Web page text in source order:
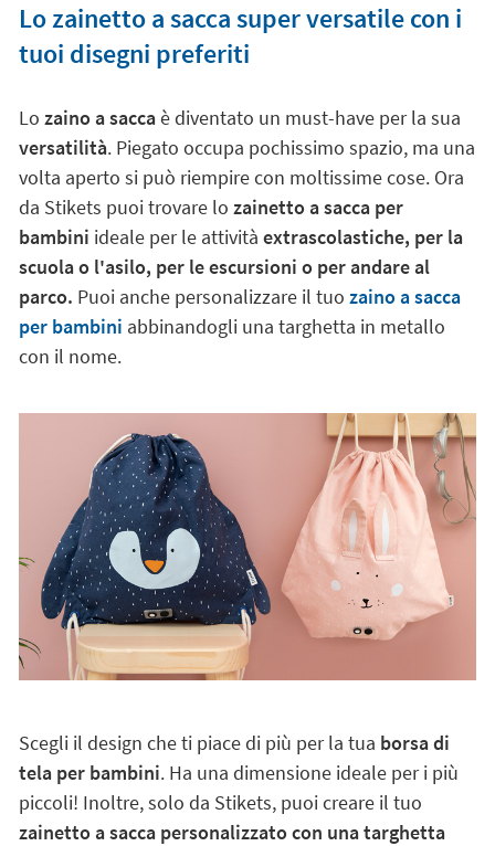
Lo zainetto a sacca super versatile con i
tuoi disegni preferiti
Lo zaino a saccaè diventato un must-have per la sua
versatilità. Piegato occupa pochissimo spazio, ma una
volta aperto si può riempire con moltissime cose. Ora
da Stikets puoi trovare lo zainetto a sacca per
bambini ideale per le attività extrascolastiche, per la
scuola o l'asilo, per le escursioni o per andare al
parco. Puoi anche personalizzare il tuo zaino a sacca
per bambini abbinandogli una targhetta in metallo
con il nome.
Scegli il design che ti piace di più per la tua borsa di
tela per bambini. Ha una dimensione ideale per i più
piccoli! Inoltre, solo da Stikets, puoi creare il tuo
zainetto a sacca personalizzato con una targhetta